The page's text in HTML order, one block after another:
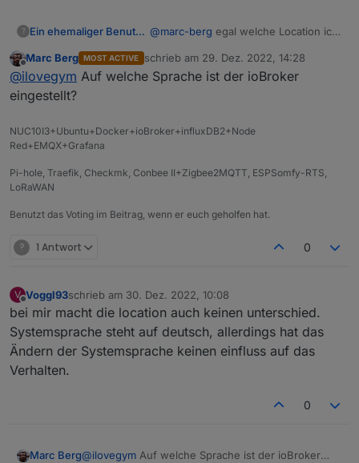
? Ein ehemaliger Benutzer @marc-berg egal welche Location ich
unexpected end of file... :(
Offline
Marc Berg MOST ACTIVE schrieb am 29. Dez. 2022, 14:28
zuletzt editiert von
@ilovegym Auf welche Sprache ist der ioBroker
eingestellt?
NUC10I3+Ubuntu+Docker+ioBroker+influxDB2+Node
Red+EMQX+Grafana
Pi-hole, Traefik, Checkmk, Conbee II+Zigbee2MQTT, ESPSomfy-RTS,
LoRaWAN
Benutzt das Voting im Beitrag, wenn er euch geholfen hat.
? 1 Antwort 0
V
Offline
Voggl93schrieb am 30. Dez. 2022, 10:08
zuletzt editiert von
bei mir macht die location auch keinen unterschied.
Systemsprache steht auf deutsch, allerdings hat das
Ändern der Systemsprache keinen einfluss auf das
Verhalten.
0
Marc Berg@ilovegym Auf welche Sprache ist der ioBroker